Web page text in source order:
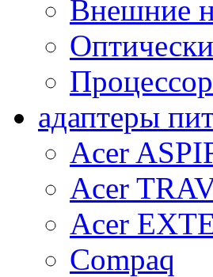
Внешние
адаптеры
Acer
Acer
Acer
Compaq